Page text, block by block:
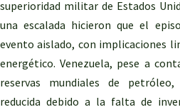
superioridad militar de Estados
una escalada hicieron que el
evento aislado, con implicaciones
energético. Venezuela, pese a
reservas mundiales de
reducida debido a la falta de